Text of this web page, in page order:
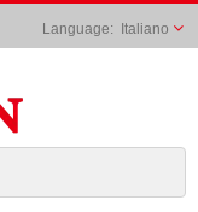
Italiano